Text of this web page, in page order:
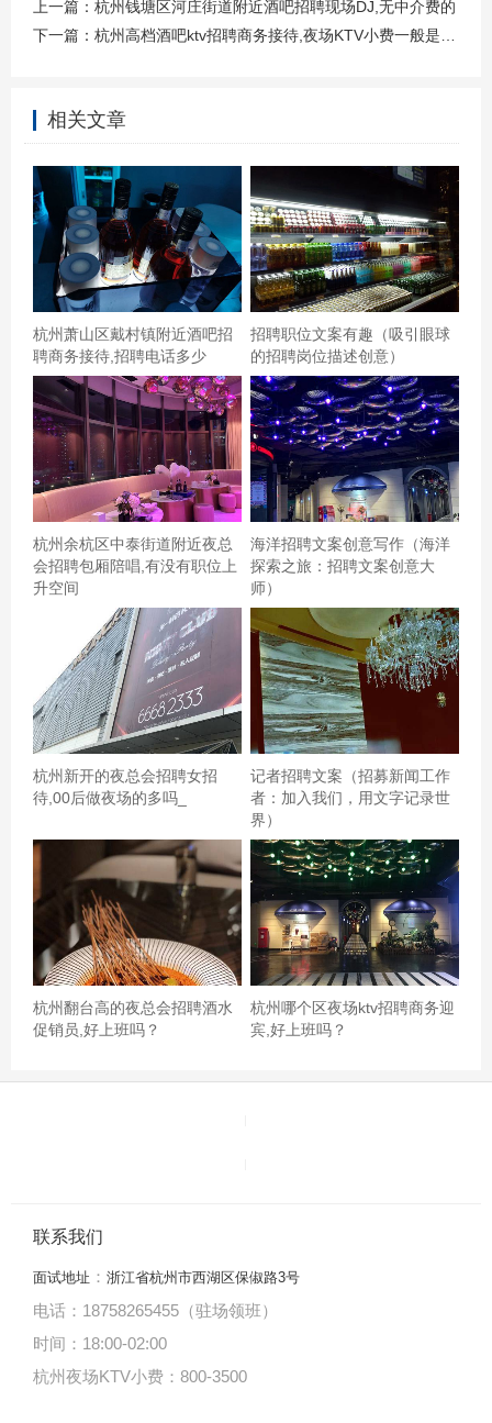
服务挺好的歌我也很近的，我下班就过去了，挺好的，挺
好的，音响挺爽的。,刚好那个同学一起过去的。挺不错的
发了几十分钟吧，听不错的也很便宜都有房间也很大环境
也不错喽。服务也挺不错的哟，凡近也不错哟，我就过去
了。,杭州临安区附近酒吧招聘包厢服务员,(不够给补贴)
环境很不错，干净整洁，服务态度好，停车方便，很贴心
的有停车券领取，音质也不错的，要是有打乱歌曲功能就
更好了！杭州临安区附近酒吧招聘包厢服务员,(不够给补
贴)
上一篇： 杭州钱塘区河庄街道附近酒吧招聘现场DJ,无中介费的
下一篇： 杭州高档酒吧ktv招聘商务接待,夜场KTV小费一般是给多少
相关文章
杭州萧山区戴村镇附近酒吧招
聘商务接待,招聘电话多少
招聘职位文案有趣（吸引眼球
的招聘岗位描述创意）
杭州余杭区中泰街道附近夜总
会招聘包厢陪唱,有没有职位上
升空间
海洋招聘文案创意写作（海洋
探索之旅：招聘文案创意大
师）
杭州新开的夜总会招聘女招
待,00后做夜场的多吗_
记者招聘文案（招募新闻工作
者：加入我们，用文字记录世
界）
杭州翻台高的夜总会招聘酒水
促销员,好上班吗？
杭州哪个区夜场ktv招聘商务迎
宾,好上班吗？
联系我们
面试地址 ： 浙江省杭州市西湖区保俶路3号
电话：18758265455（驻场领班）
时间：18:00-02:00
杭州夜场KTV小费：800-3500